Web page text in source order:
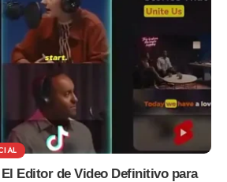
Editor de Video Definitivo para